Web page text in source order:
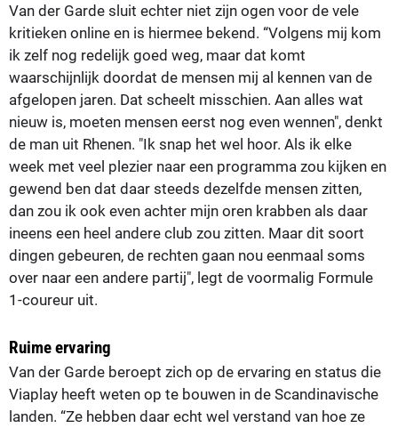
Van der Garde sluit echter niet zijn ogen voor de vele
kritieken online en is hiermee bekend. “Volgens mij kom
ik zelf nog redelijk goed weg, maar dat komt
waarschijnlijk doordat de mensen mij al kennen van de
afgelopen jaren. Dat scheelt misschien. Aan alles wat
nieuw is, moeten mensen eerst nog even wennen", denkt
de man uit Rhenen. "Ik snap het wel hoor. Als ik elke
week met veel plezier naar een programma zou kijken en
gewend ben dat daar steeds dezelfde mensen zitten,
dan zou ik ook even achter mijn oren krabben als daar
ineens een heel andere club zou zitten. Maar dit soort
dingen gebeuren, de rechten gaan nou eenmaal soms
over naar een andere partij", legt de voormalig Formule
1-coureur uit.
Ruime ervaring
Van der Garde beroept zich op de ervaring en status die
Viaplay heeft weten op te bouwen in de Scandinavische
landen. “Ze hebben daar echt wel verstand van hoe ze